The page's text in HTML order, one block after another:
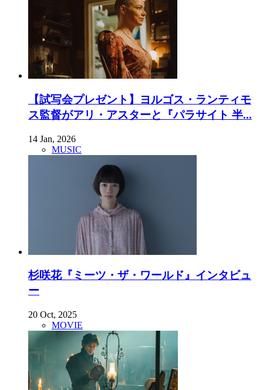
【試写会プレゼント】ヨルゴス・ランティモ
ス監督がアリ・アスターと『パラサイト 半...
14 Jan, 2026
MUSIC
杉咲花『ミーツ・ザ・ワールド』インタビュ
ー
20 Oct, 2025
MOVIE